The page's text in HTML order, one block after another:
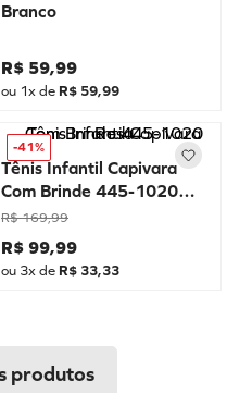
Branco
R$ 59,99
ou 1x de R$ 59,99
-41%
Tênis Infantil Capivara
Com Brinde 445-1020
Rosa
R$ 169,99
R$ 99,99
ou 3x de R$ 33,33